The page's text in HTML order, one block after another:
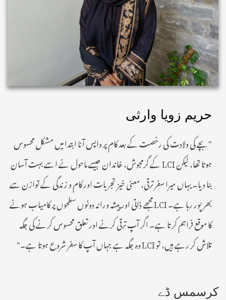
حریم زویا وارثی
"بچے کی ولادت کی رخصت کے بعد کام پر واپس آنا ابتدا میں مشکل محسوس
ہوتا تھا، لیکن LCI کے گرمجوش، خاندان جیسے ماحول نے اسے بہت آسان
بنا دیا۔ یہاں میرا سفر ترقی، معنی خیز تجربات اور کام و زندگی کے توازن سے
بھرپور رہا ہے۔ LCI مجھے ذاتی اور پیشہ ورانہ دونوں سطحوں پر کامیاب ہونے
کا موقع فراہم کرتا ہے۔ اگر آپ ترقی کرنے اور تعلق محسوس کرنے کی جگہ
تلاش کر رہے ہیں، تو LCI وہ جگہ ہے جہاں آپ کا سفر شروع ہوتا ہے۔"
کرسمس ڈے